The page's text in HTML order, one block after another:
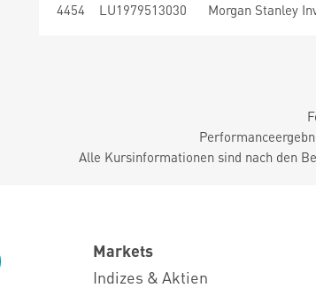
4454 LU1979513030
Alle Kursinformationen sind nach den
Markets
Indizes & Aktien